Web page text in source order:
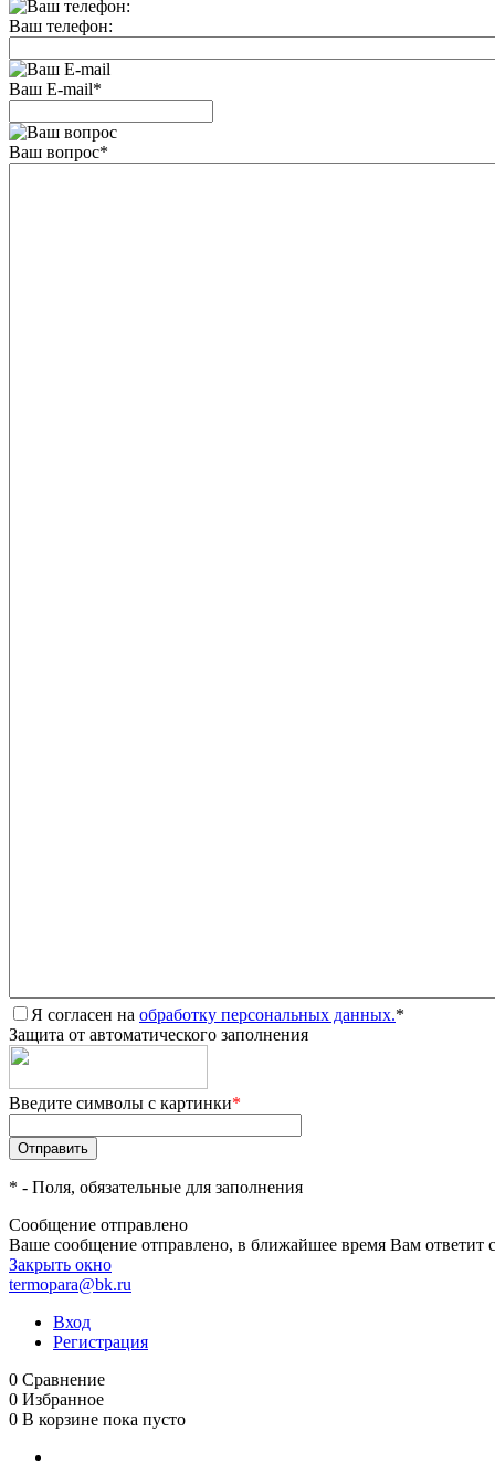
Ваш телефон:
Ваш E-mail*
Ваш вопрос*
Я согласен на обработку персональных данных.*
Защита от автоматического заполнения
Введите символы с картинки*
* - Поля, обязательные для заполнения
Сообщение отправлено
Ваше сообщение отправлено, в ближайшее время Вам ответит
Закрыть окно
termopara@bk.ru
Вход
Регистрация
0 Сравнение
0 Избранное
0 В корзине пока пусто